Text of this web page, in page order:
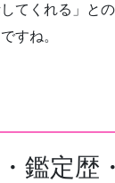
てくれる」と
すね。
鑑定歴